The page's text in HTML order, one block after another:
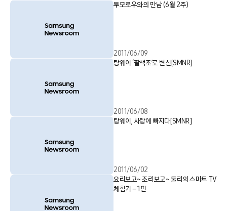
투모로우와의 만남 (6월 2주)
2011/06/09
탕웨이 ‘팔색조’로 변신[SMNR]
2011/06/08
탕웨이, 사랑에 빠지다[SMNR]
2011/06/02
요리보고~ 조리보고~ 둘리의 스마트 TV
체험기 – 1편